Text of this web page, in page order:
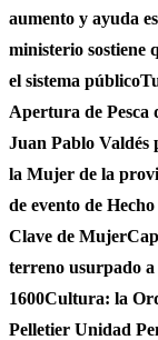
aumento y ayuda
ministerio sostiene
el sistema público
Apertura de Pesca
Juan Pablo Valdés
la Mujer de la
de evento de
Clave de Mujer
terreno usurpado
1600Cultura: la
Pelletier Unidad